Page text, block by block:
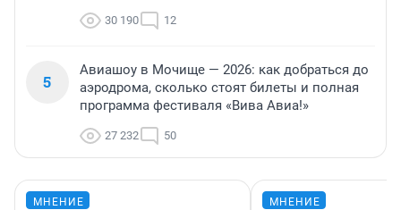
30 190 12
5
Авиашоу в Мочище — 2026: как добраться до
аэродрома, сколько стоят билеты и полная
программа фестиваля «Вива Авиа!»
27 232 50
МНЕНИЕ МНЕНИЕ